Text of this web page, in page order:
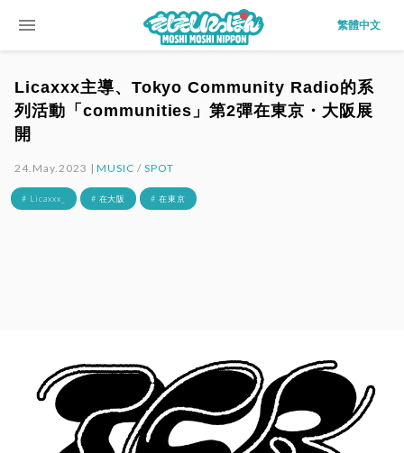
menu 繁體中文
Licaxxx主導、Tokyo Community Radio的系
列活動「communities」第2彈在東京・大阪展
開
24.May.2023 |MUSIC /SPOT
# Licaxxx_ # 在大阪 # 在東京